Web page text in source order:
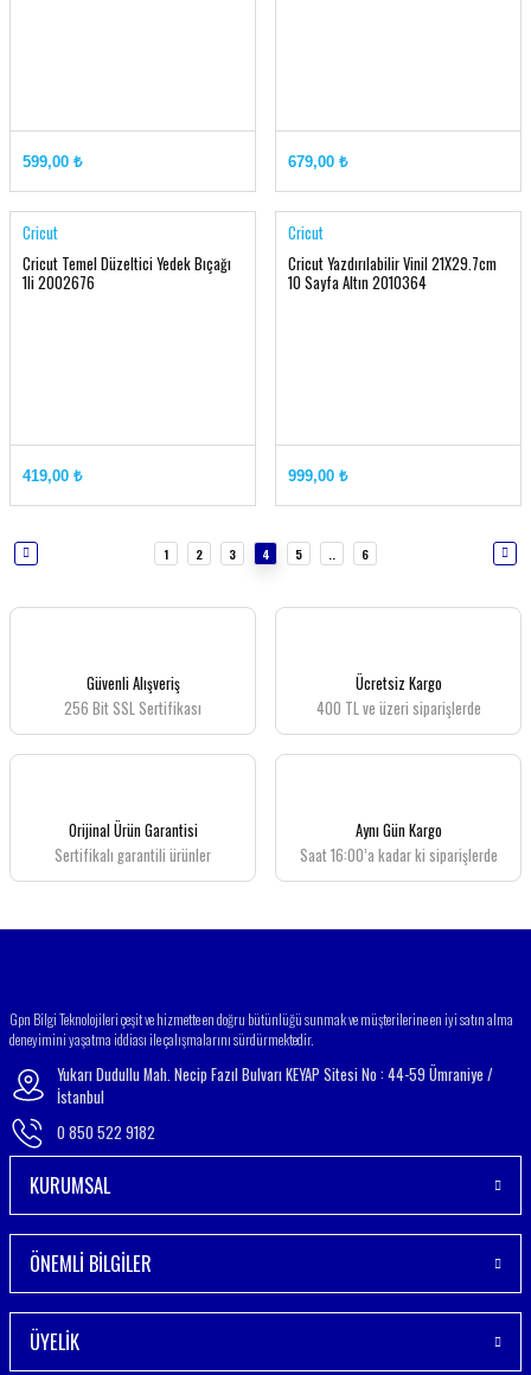
599,00 ₺ 679,00 ₺
Cricut
Cricut Temel Düzeltici Yedek Bıçağı
1li 2002676
419,00 ₺
Cricut
Cricut Yazdırılabilir Vinil 21X29.7cm
10 Sayfa Altın 2010364
999,00 ₺
1 2 3 4 5 6
Güvenli Alışveriş
256 Bit SSL Sertifikası
Ücretsiz Kargo
400 TL ve üzeri siparişlerde
Orijinal Ürün Garantisi
Sertifikalı garantili ürünler
Aynı Gün Kargo
Saat 16:00’a kadar ki siparişlerde
Gpn Bilgi Teknolojileri çeşit ve hizmette en doğru bütünlüğü sunmak ve müşterilerine en iyi satın alma
deneyimini yaşatma iddiası ile çalışmalarını sürdürmektedir.
Yukarı Dudullu Mah. Necip Fazıl Bulvarı KEYAP Sitesi No : 44-59 Ümraniye /
İstanbul
0 850 522 9182
KURUMSAL
ÖNEMLİ BİLGİLER
ÜYELİK